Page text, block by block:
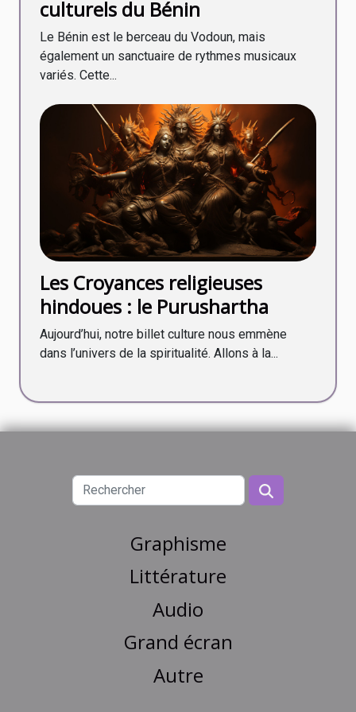
culturels du Bénin
Le Bénin est le berceau du Vodoun, mais
également un sanctuaire de rythmes musicaux
variés. Cette...
Les Croyances religieuses
hindoues : le Purushartha
Aujourd’hui, notre billet culture nous emmène
dans l’univers de la spiritualité. Allons à la...
Graphisme
Littérature
Audio
Grand écran
Autre